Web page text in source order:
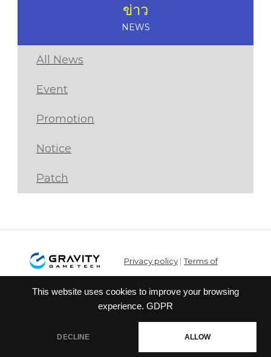
This website uses cookies to improve your browsing
experience. GDPR
DECLINE ALLOW
ข่าว
NEWS
All News
Event
Promotion
Notice
Patch
Privacy policy |Terms of
service
© Gravity Co.,Ltd. & Lee
Reserved. Published Gravity Game
Tech Co.,Ltd.